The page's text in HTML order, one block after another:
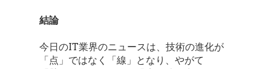
結論
今日のIT業界のニュースは、技術の進化が
「点」ではなく「線」となり、やがて